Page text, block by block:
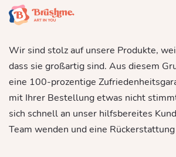
Wir sind stolz auf unsere Produkte,
dass sie großartig sind. Aus diesem
eine 100-prozentige
mit Ihrer Bestellung etwas nicht
sich schnell an unser hilfsbereites
Team wenden und eine